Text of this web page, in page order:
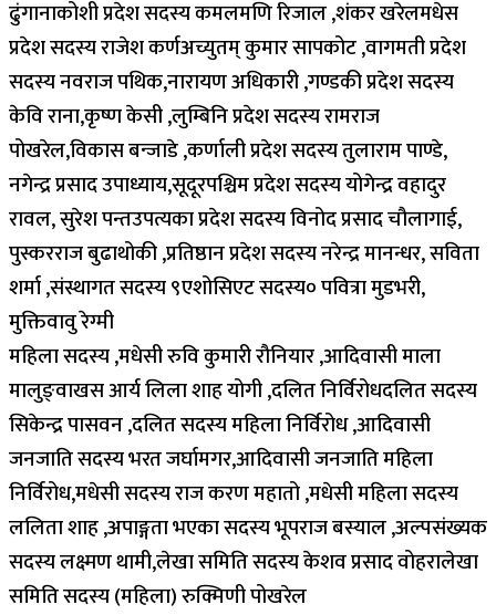
ढुंगानाकोशी प्रदेश सदस्य कमलमणि रिजाल ,शंकर खरेलमधेस
प्रदेश सदस्य राजेश कर्णअच्युतम् कुमार सापकोट ,वागमती प्रदेश
सदस्य नवराज पथिक,नारायण अधिकारी ,गण्डकी प्रदेश सदस्य
केवि राना,कृष्ण केसी ,लुम्बिनि प्रदेश सदस्य रामराज
पोखरेल,विकास बन्जाडे ,कर्णाली प्रदेश सदस्य तुलाराम पाण्डे,
नगेन्द्र प्रसाद उपाध्याय,सूदूरपश्चिम प्रदेश सदस्य योगेन्द्र वहादुर
रावल, सुरेश पन्तउपत्यका प्रदेश सदस्य विनोद प्रसाद चौलागाई,
पुस्करराज बुढाथोकी ,प्रतिष्ठान प्रदेश सदस्य नरेन्द्र मानन्धर, सविता
शर्मा ,संस्थागत सदस्य ९एशोसिएट सदस्य० पवित्रा मुडभरी,
मुक्तिवावु रेग्मी
महिला सदस्य ,मधेसी रुवि कुमारी रौनियार ,आदिवासी माला
मालुङ्वाखस आर्य लिला शाह योगी ,दलित निर्विरोधदलित सदस्य
सिकेन्द्र पासवन ,दलित सदस्य महिला निर्विरोध ,आदिवासी
जनजाति सदस्य भरत जर्घामगर,आदिवासी जनजाति महिला
निर्विरोध,मधेसी सदस्य राज करण महातो ,मधेसी महिला सदस्य
ललिता शाह ,अपाङ्गता भएका सदस्य भूपराज बस्याल ,अल्पसंख्यक
सदस्य लक्ष्मण थामी,लेखा समिति सदस्य केशव प्रसाद वोहरालेखा
समिति सदस्य (महिला) रुक्मिणी पोखरेल